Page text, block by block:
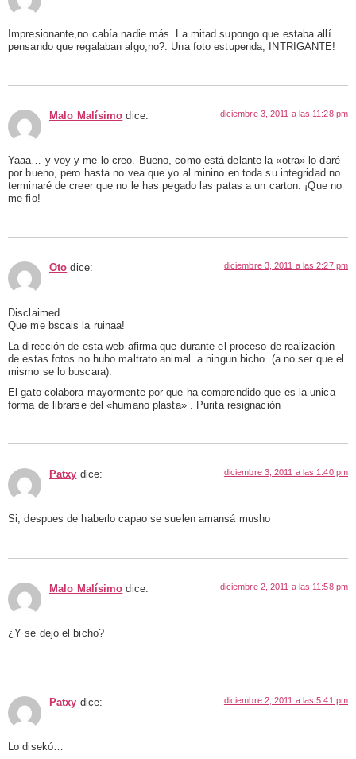
Impresionante,no cabía nadie más. La mitad supongo que estaba allí
pensando que regalaban algo,no?. Una foto estupenda, INTRIGANTE!
Malo Malísimo dice: diciembre 3, 2011 a las 11:28 pm
Yaaa… y voy y me lo creo. Bueno, como está delante la «otra» lo daré
por bueno, pero hasta no vea que yo al minino en toda su integridad no
terminaré de creer que no le has pegado las patas a un carton. ¡Que no
me fio!
Oto dice: diciembre 3, 2011 a las 2:27 pm
Disclaimed.
Que me bscais la ruinaa!
La dirección de esta web afirma que durante el proceso de realización
de estas fotos no hubo maltrato animal. a ningun bicho. (a no ser que el
mismo se lo buscara).
El gato colabora mayormente por que ha comprendido que es la unica
forma de librarse del «humano plasta» . Purita resignación
Patxy dice: diciembre 3, 2011 a las 1:40 pm
Si, despues de haberlo capao se suelen amansá musho
Malo Malísimo dice: diciembre 2, 2011 a las 11:58 pm
¿Y se dejó el bicho?
Patxy dice: diciembre 2, 2011 a las 5:41 pm
Lo disekó…